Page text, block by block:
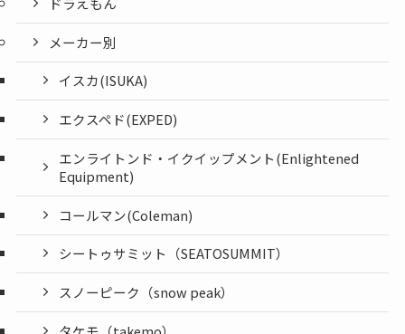
メーカー別
イスカ(ISUKA)
エクスペド(EXPED)
エンライトンド・イクイップメント(Enlightened
Equipment)
コールマン(Coleman)
シートゥサミット（SEATOSUMMIT）
スノーピーク（snow peak）